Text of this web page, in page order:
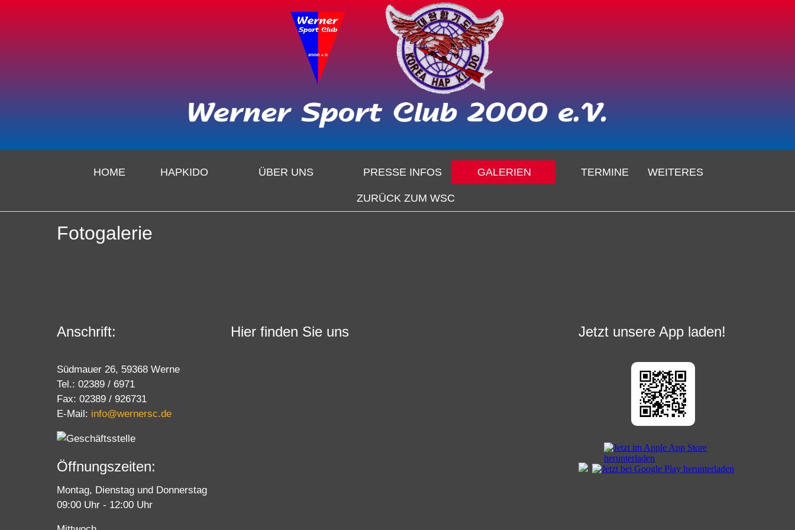
HOME HAPKIDO ÜBER UNS PRESSE INFOS GALERIEN TERMINE WEITERES
ZURÜCK ZUM WSC
Fotogalerie
Anschrift:
Südmauer 26, 59368 Werne
Tel.: 02389 / 6971
Fax: 02389 / 926731
E-Mail: info@wernersc.de
Öffnungszeiten:
Montag, Dienstag und Donnerstag
09:00 Uhr - 12:00 Uhr
Hier finden Sie uns Jetzt unsere App laden!